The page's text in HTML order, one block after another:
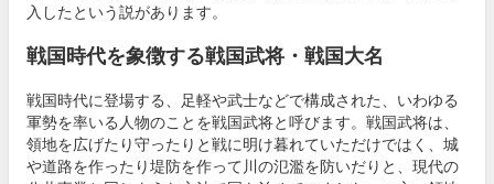
入したという説があります。
戦国時代を象徴する戦国武将・戦国大名
戦国時代に登場する、足軽や武士などで構成された、いわゆる
軍勢を率いる人物のことを戦国武将と呼びます。戦国武将は、
領地を広げたり守ったりと戦に明け暮れていただけではく、城
や道路を作ったり堤防を作って川の氾濫を防いだりと、現代の